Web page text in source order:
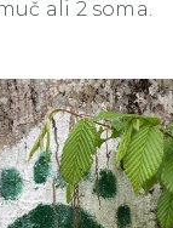
ali 2 soma.